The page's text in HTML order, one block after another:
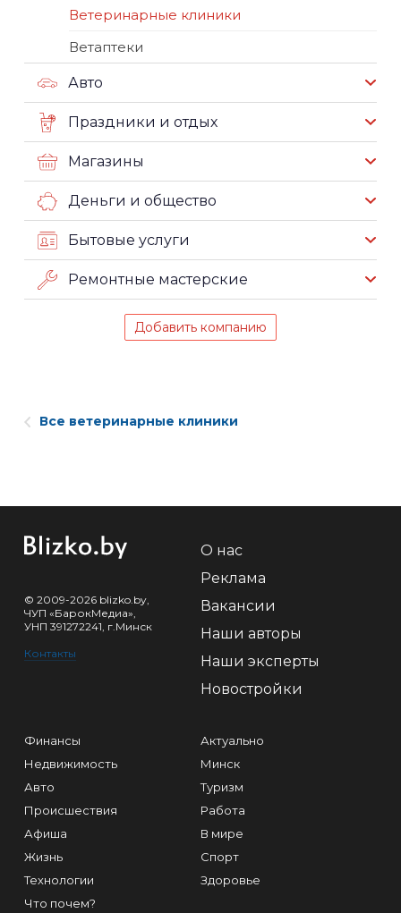
Ветеринарные клиники
Ветаптеки
Авто
Праздники и отдых
Магазины
Деньги и общество
Бытовые услуги
Ремонтные мастерские
Добавить компанию
Все ветеринарные клиники
© 2009-2026 blizko.by,
ЧУП «БарокМедиа»,
УНП 391272241, г.Минск
Контакты
О нас
Реклама
Вакансии
Наши авторы
Наши эксперты
Новостройки
Финансы
Недвижимость
Авто
Происшествия
Афиша
Жизнь
Технологии
Что почем?
Актуально
Минск
Туризм
Работа
В мире
Спорт
Здоровье